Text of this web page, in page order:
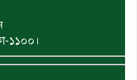
১১০০।